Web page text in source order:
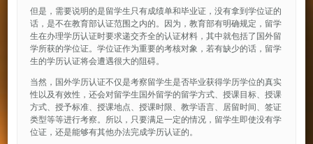
但是，需要说明的是留学生只有成绩单和毕业证，没有拿到学位证的
话，是不在教育部认证范围之内的。因为，教育部有明确规定，留学
生在办理学历认证时要求递交齐全的认证材料，其中就包括了国外留
学所获的学位证。学位证作为重要的考核对象，若有缺少的话，留学
生的学历认证将会遭遇很大的阻碍。
当然，国外学历认证不仅是考察留学生是否毕业获得学历学位的真实
性以及有效性，还会对留学生国外留学的留学方式、授课目标、授课
方式、授予标准、授课地点、授课时限、教学语言、居留时间、签证
类型等等进行考察。所以，只要满足一定的情况，留学生即使没有学
位证，还是能够有其他办法完成学历认证的。